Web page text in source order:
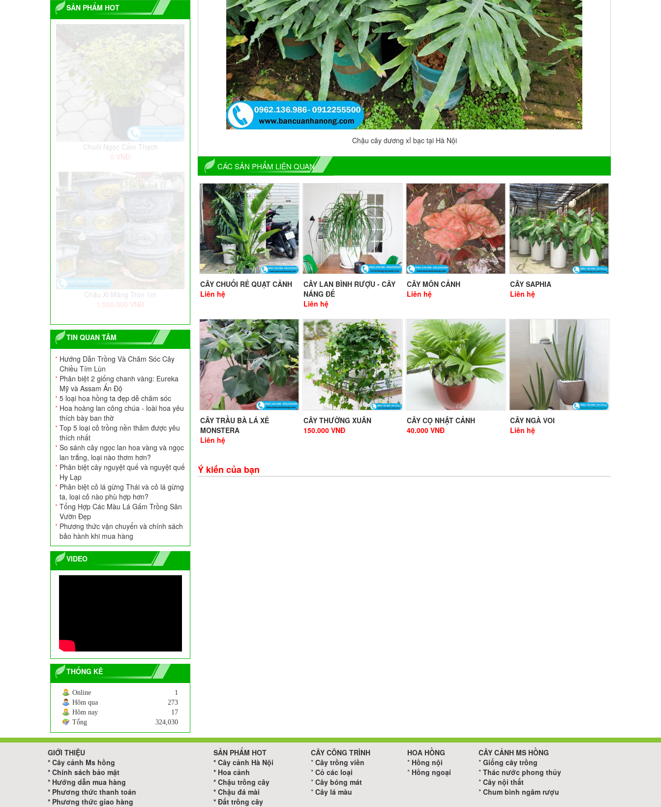
SẢN PHẨM HOT
Chậu Xi Măng Tròn 1m5
3.400.000VNĐ
Cây Trầu Bà Chân Vịt Giả
100.000VNĐ
700.000VNĐ
Cây hoa Dẻ
TIN QUAN TÂM
Hướng Dẫn Trồng Và Chăm Sóc Cây
Chiều Tím Lùn
Phân biệt 2 giống chanh vàng: Eureka
Mỹ và Assam Ấn Độ
5 loại hoa hồng ta đẹp dễ chăm sóc
Hoa hoàng lan công chúa - loài hoa yêu
thích bày ban thờ
Top 5 loại cỏ trồng nền thảm được yêu
thích nhất
So sánh cây ngọc lan hoa vàng và ngọc
lan trắng, loại nào thơm hơn?
Phân biệt cây nguyệt quế và nguyệt quế
Hy Lạp
Phân biệt cỏ lá gừng Thái và cỏ lá gừng
ta, loại cỏ nào phù hợp hơn?
Tổng Hợp Các Màu Lá Gấm Trồng Sân
Vườn Đẹp
Phương thức vận chuyển và chính sách
bảo hành khi mua hàng
VIDEO
THỐNG KÊ
Online
1
Hôm qua
273
Hôm nay
17
Tổng
324,030
Chậu cây dương xỉ bạc tại Hà Nội
CÁC SẢN PHẨM LIÊN QUAN
CÂY CHUỐI RẺ QUẠT CẢNH
Liên hệ
CÂY LAN BÌNH RƯỢU - CÂY
NÁNG ĐẾ
Liên hệ
CÂY MÔN CẢNH
Liên hệ
CÂY SAPHIA
Liên hệ
CÂY TRẦU BÀ LÁ XẺ
MONSTERA
Liên hệ
CÂY THƯỜNG XUÂN
150.000 VNĐ
CÂY CỌ NHẬT CẢNH
40.000 VNĐ
CÂY NGÀ VOI
Liên hệ
Ý kiến của bạn
GIỚI THIỆU SẢN PHẨM HOT CÂY CÔNG TRÌNH HOA HỒNG
CÂY CẢNH MS HỒNG
* Cây cảnh Ms hồng
* Chính sách bảo mật
* Hướng dẫn mua hàng
* Phương thức thanh toán
* Phương thức giao hàng
* Cây cảnh Hà Nội
* Hoa cảnh
* Chậu trồng cây
* Chậu đá mài
* Đất trồng cây
* Cây trồng viền
* Cỏ các loại
* Cây bóng mát
* Cây lá màu
* Hồng nội
* Hồng ngoại
* Giống cây trồng
* Thác nước phong thủy
* Cây nội thất
* Chum bình ngâm rượu